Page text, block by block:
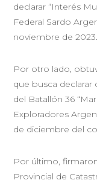
declarar “Interés
Federal Sardo
noviembre de 2023.
Por otro lado,
que busca declarar
del Batallón 36
Exploradores
de diciembre del
Por último,
Provincial de